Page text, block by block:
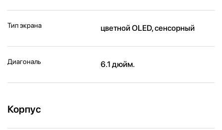
Тип экрана цветной OLED, сенсорный
Диагональ 6.1 дюйм.
Корпус